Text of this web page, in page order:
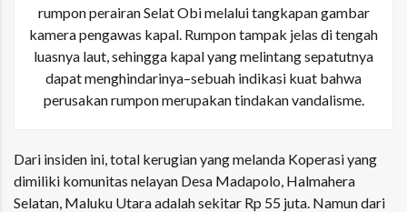
rumpon perairan Selat Obi melalui tangkapan gambar
kamera pengawas kapal. Rumpon tampak jelas di tengah
luasnya laut, sehingga kapal yang melintang sepatutnya
dapat menghindarinya–sebuah indikasi kuat bahwa
perusakan rumpon merupakan tindakan vandalisme.
Dari insiden ini, total kerugian yang melanda Koperasi yang
dimiliki komunitas nelayan Desa Madapolo, Halmahera
Selatan , Maluku Utara adalah sekitar Rp 55 juta. Namun dari